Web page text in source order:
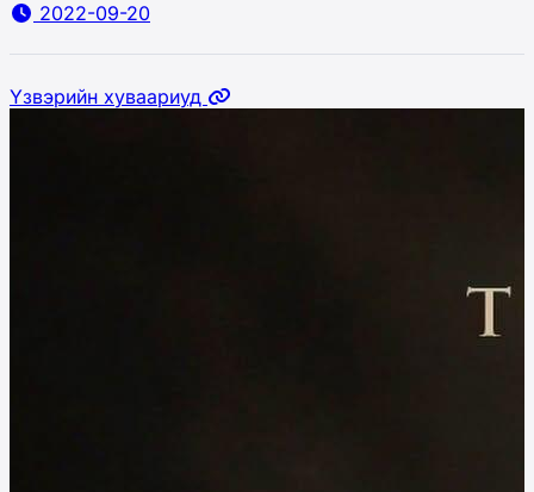
2022-09-20
Үзвэрийн хуваариуд